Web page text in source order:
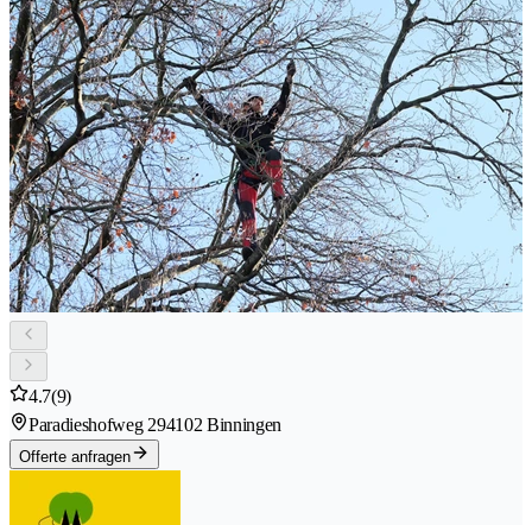
4.7(9)
Paradieshofweg 294102 Binningen
Offerte anfragen